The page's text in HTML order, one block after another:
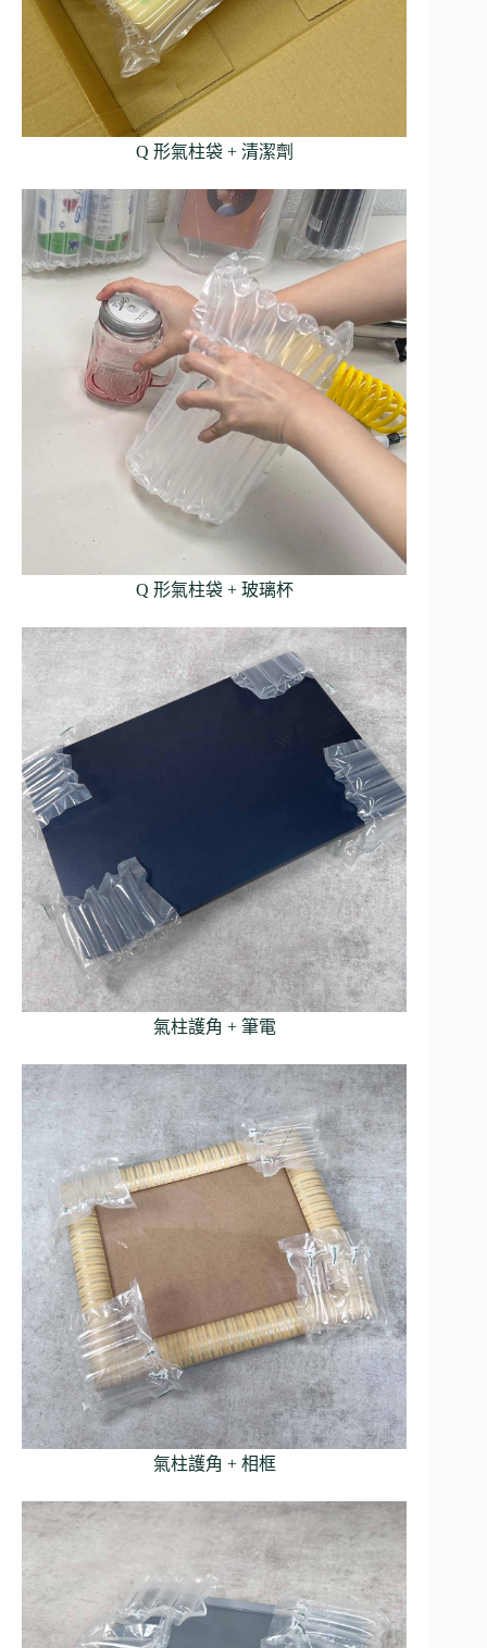
Q 形氣柱袋 + 清潔劑
Q 形氣柱袋 + 玻璃杯
氣柱護角 + 筆電
氣柱護角 + 相框